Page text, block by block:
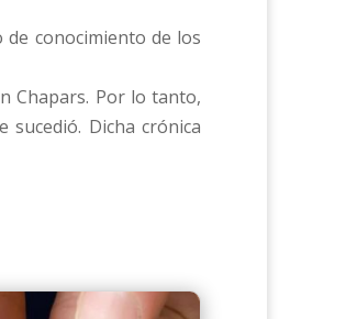
conocimiento de los
Chapars. Por lo tanto,
Dicha crónica